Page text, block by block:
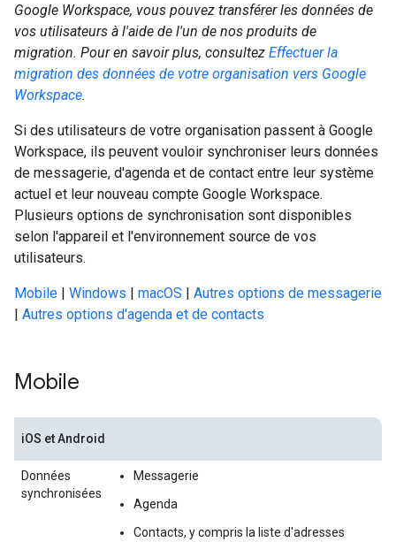
Google Workspace, vous pouvez transférer les données de
vos utilisateurs à l'aide de l'un de nos produits de
migration. Pour en savoir plus, consultez Effectuer la
migration des données de votre organisation vers Google
Workspace.
Si des utilisateurs de votre organisation passent à Google
Workspace, ils peuvent vouloir synchroniser leurs données
de messagerie, d'agenda et de contact entre leur système
actuel et leur nouveau compte Google Workspace.
Plusieurs options de synchronisation sont disponibles
selon l'appareil et l'environnement source de vos
utilisateurs.
Mobile | Windows | macOS | Autres options de messagerie
| Autres options d'agenda et de contacts
Mobile
iOS et Android
Données
synchronisées
Messagerie
Agenda
Contacts, y compris la liste d'adresses